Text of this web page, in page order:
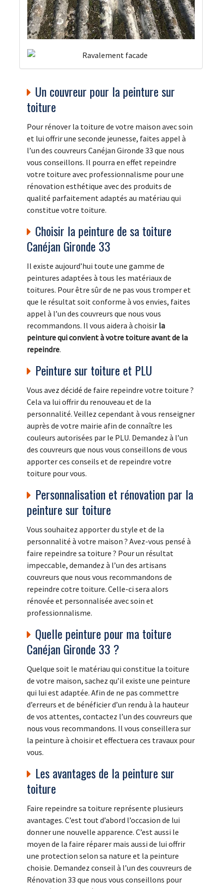
Un couvreur pour la peinture sur
toiture
Pour rénover la toiture de votre maison avec soin
et lui offrir une seconde jeunesse, faites appel à
l’un des couvreurs Canéjan Gironde 33 que nous
vous conseillons. Il pourra en effet repeindre
votre toiture avec professionnalisme pour une
rénovation esthétique avec des produits de
qualité parfaitement adaptés au matériau qui
constitue votre toiture.
Choisir la peinture de sa toiture
Canéjan Gironde 33
Il existe aujourd’hui toute une gamme de
peintures adaptées à tous les matériaux de
toitures. Pour être sûr de ne pas vous tromper et
que le résultat soit conforme à vos envies, faites
appel à l’un des couvreurs que nous vous
recommandons. Il vous aidera à choisir la
peinture qui convient à votre toiture avant de la
repeindre.
Peinture sur toiture et PLU
Vous avez décidé de faire repeindre votre toiture ?
Cela va lui offrir du renouveau et de la
personnalité. Veillez cependant à vous renseigner
auprès de votre mairie afin de connaître les
couleurs autorisées par le PLU. Demandez à l’un
des couvreurs que nous vous conseillons de vous
apporter ces conseils et de repeindre votre
toiture pour vous.
Personnalisation et rénovation par la
peinture sur toiture
Vous souhaitez apporter du style et de la
personnalité à votre maison ? Avez-vous pensé à
faire repeindre sa toiture ? Pour un résultat
impeccable, demandez à l’un des artisans
couvreurs que nous vous recommandons de
repeindre cotre toiture. Celle-ci sera alors
rénovée et personnalisée avec soin et
professionnalisme.
Quelle peinture pour ma toiture
Canéjan Gironde 33 ?
Quelque soit le matériau qui constitue la toiture
de votre maison, sachez qu’il existe une peinture
qui lui est adaptée. Afin de ne pas commettre
d’erreurs et de bénéficier d’un rendu à la hauteur
de vos attentes, contactez l’un des couvreurs que
nous vous recommandons. Il vous conseillera sur
la peinture à choisir et effectuera ces travaux pour
vous.
Les avantages de la peinture sur
toiture
Faire repeindre sa toiture représente plusieurs
avantages. C’est tout d’abord l’occasion de lui
donner une nouvelle apparence. C’est aussi le
moyen de la faire réparer mais aussi de lui offrir
une protection selon sa nature et la peinture
choisie. Demandez conseil à l’un des couvreurs de
Rénovation 33 que nous vous conseillons pour